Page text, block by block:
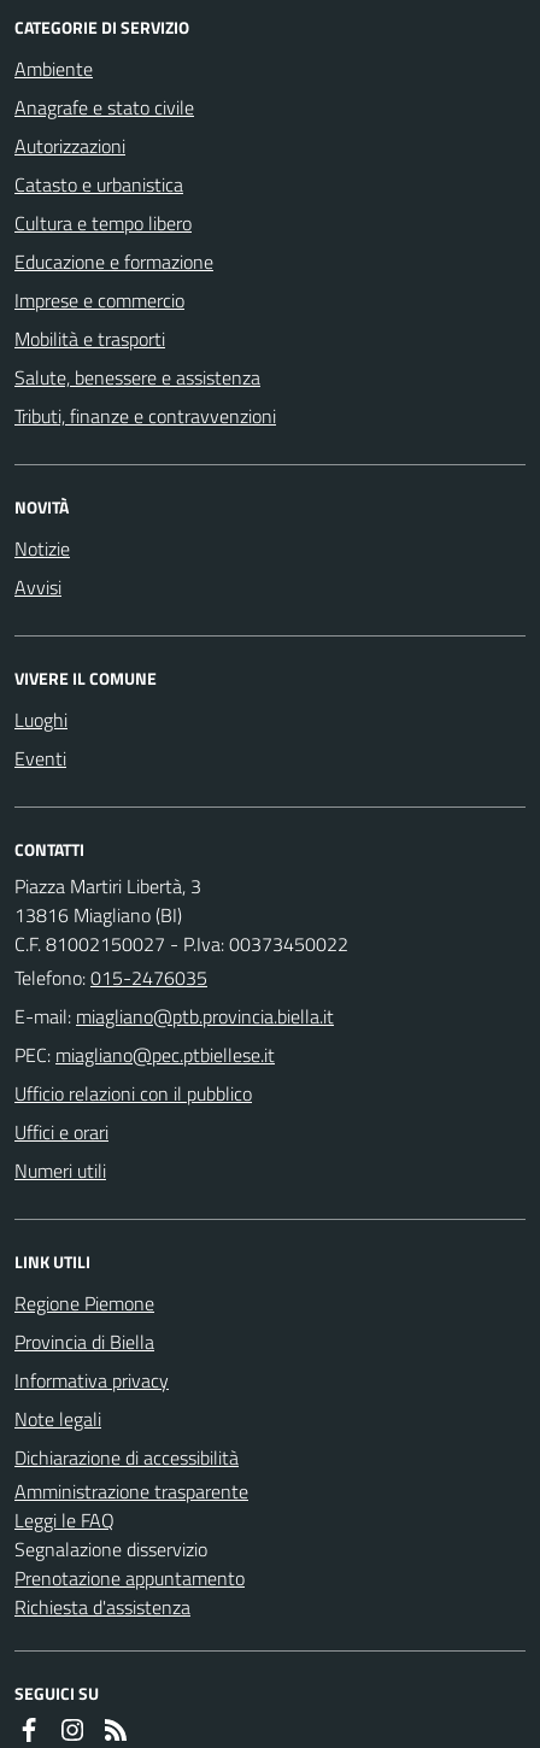
CATEGORIE DI SERVIZIO
Ambiente
Anagrafe e stato civile
Autorizzazioni
Catasto e urbanistica
Cultura e tempo libero
Educazione e formazione
Imprese e commercio
Mobilità e trasporti
Salute, benessere e assistenza
Tributi, finanze e contravvenzioni
NOVITÀ
Notizie
Avvisi
VIVERE IL COMUNE
Luoghi
Eventi
CONTATTI
Piazza Martiri Libertà, 3
13816 Miagliano (BI)
C.F. 81002150027 - P.Iva: 00373450022
Telefono:015-2476035
E-mail:
PEC:
Ufficio relazioni con il pubblico
Uffici e orari
Numeri utili
LINK UTILI
Regione Piemone
Provincia di Biella
Informativa privacy
Note legali
Dichiarazione di accessibilità
Amministrazione trasparente
Leggi le FAQ
Segnalazione disservizio
Prenotazione appuntamento
Richiesta d'assistenza
SEGUICI SU